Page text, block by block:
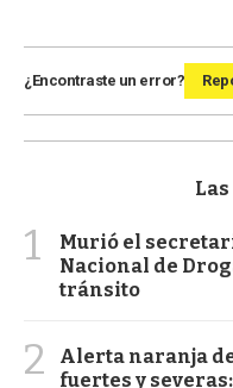
¿Encontraste un error?
1
Murió el
Nacional de
tránsito
2
Alerta naranja
fuertes y